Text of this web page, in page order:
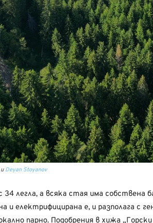
и Deyan Stoyanov
34 легла, а всяка стая има собствена
и електрифицирана е, и разполага с
парно. Подобрения в хижа